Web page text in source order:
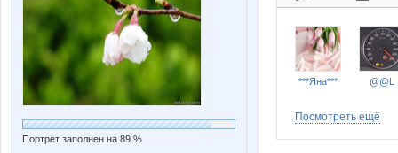
Портрет заполнен на 89 %
***Яна*** @@L
Посмотреть ещё